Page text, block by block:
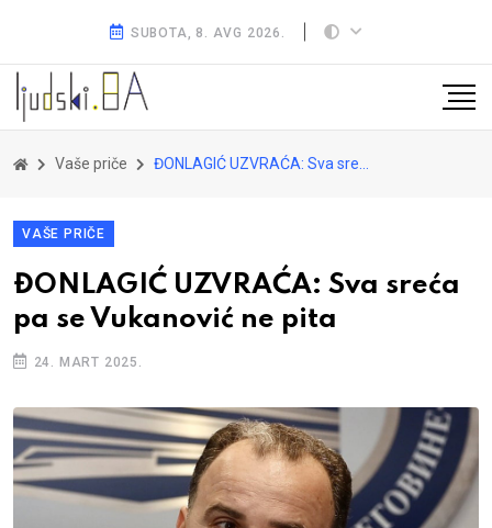
SUBOTA, 8. AVG 2026.
Vaše priče ĐONLAGIĆ UZVRAĆA: Sva sreća pa se Vukanović ne pita
VAŠE PRIČE
ĐONLAGIĆ UZVRAĆA: Sva sreća
pa se Vukanović ne pita
24. MART 2025.